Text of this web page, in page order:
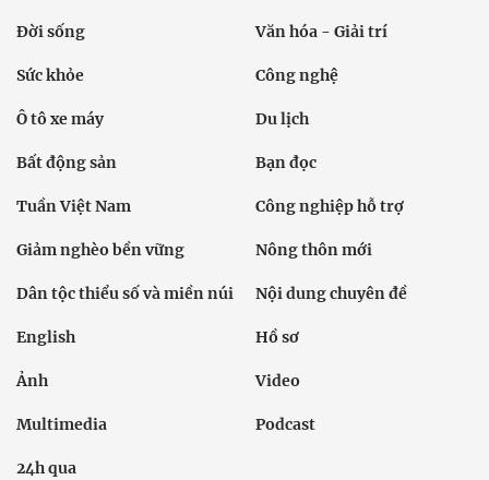
Đời sống Văn hóa - Giải trí
Sức khỏe Công nghệ
Ô tô xe máy Du lịch
Bất động sản Bạn đọc
Tuần Việt Nam Công nghiệp hỗ trợ
Giảm nghèo bền vững Nông thôn mới
Dân tộc thiểu số và miền núi Nội dung chuyên đề
English Hồ sơ
Ảnh Video
Multimedia Podcast
24h qua